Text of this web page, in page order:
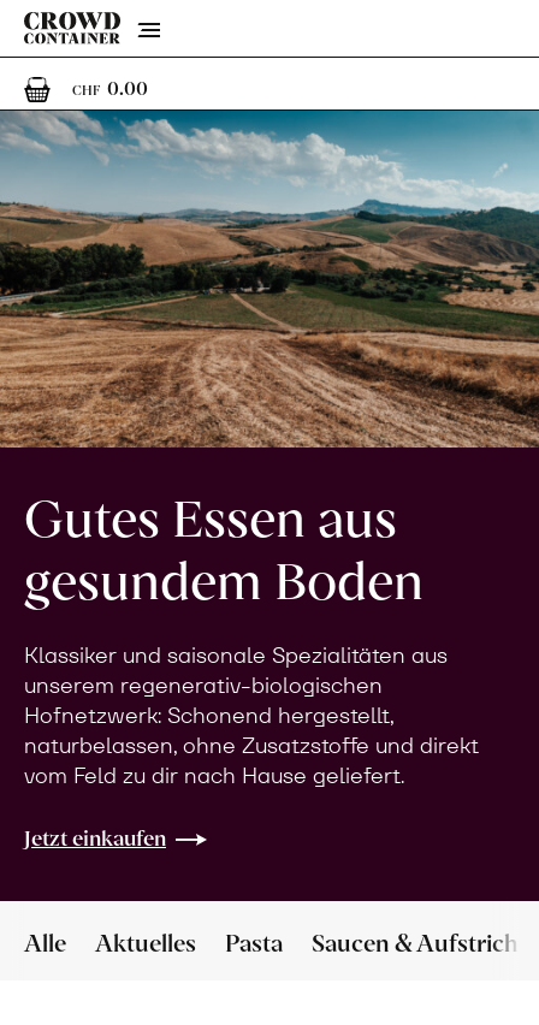
Menu
CHF 0.000 Artikel im Warenkorb
Gutes Essen aus
gesundem Boden
Klassiker und saisonale Spezialitäten aus
unserem regenerativ-biologischen
Hofnetzwerk: Schonend hergestellt,
naturbelassen, ohne Zusatzstoffe und direkt
vom Feld zu dir nach Hause geliefert.
Jetzt einkaufen
Alle Aktuelles Pasta Saucen & Aufstriche